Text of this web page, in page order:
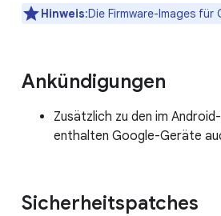
Hinweis:Die Firmware-Images
Ankündigungen
Zusätzlich zu den im
enthalten Google-Geräte
Sicherheitspatches